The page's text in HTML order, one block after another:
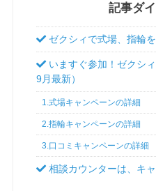
記事ダ
ゼクシィで式場、指輪
いますぐ参加！ゼクシ
9月最新）
1.式場キャンペーンの詳細
2.指輪キャンペーンの詳細
3.口コミキャンペーンの詳細
相談カウンターは、キ